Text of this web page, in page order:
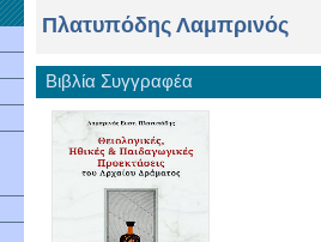
Πλατυπόδης Λαμπρινός
Βιβλία Συγγραφέα